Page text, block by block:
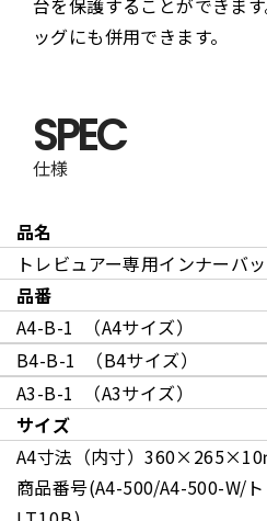
ッグにも併用できます。
SPEC
仕様
品名
トレビュアー専用インナーバ
品番
A4-B-1 （A4サイズ）
B4-B-1 （B4サイズ）
A3-B-1 （A3サイズ）
サイズ
A4寸法（内寸）360×265×10
商品番号(A4-500/A4-500-W/